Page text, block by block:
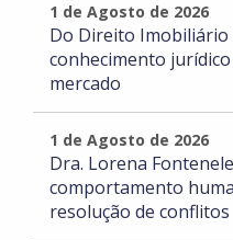
1 de Agosto de 2026
Do Direito Imobiliário
conhecimento
mercado
1 de Agosto de 2026
Dra. Lorena
comportamento
resolução de conflitos